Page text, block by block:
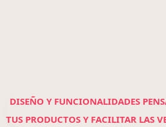
DISEÑO Y FUNCIONALIDADES
TUS PRODUCTOS Y FACILITAR LAS